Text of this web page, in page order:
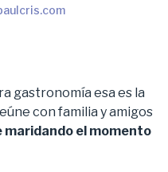
gastronomía esa es la
con familia y amigos
maridando el momento